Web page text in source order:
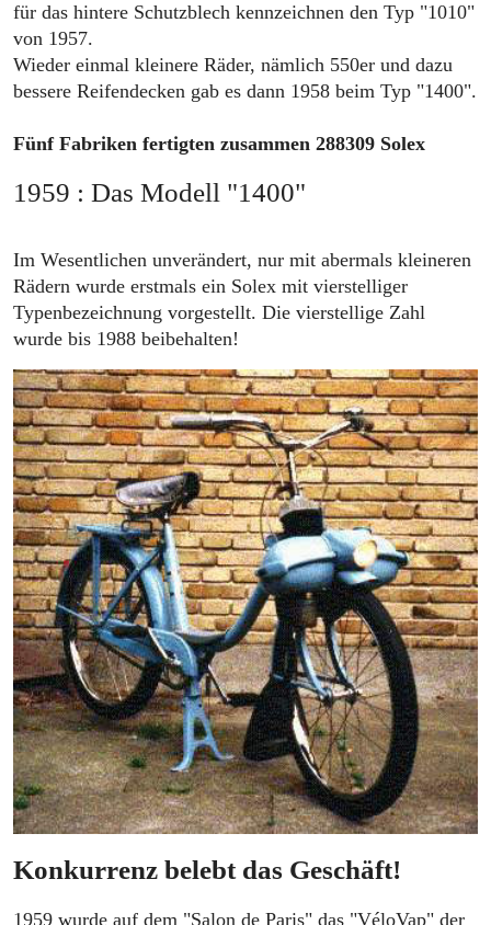
für das hintere Schutzblech kennzeichnen den Typ "1010"
von 1957.
Wieder einmal kleinere Räder, nämlich 550er und dazu
bessere Reifendecken gab es dann 1958 beim Typ "1400".
Fünf Fabriken fertigten zusammen 288309 Solex
1959 : Das Modell "1400"
Im Wesentlichen unverändert, nur mit abermals kleineren
Rädern wurde erstmals ein Solex mit vierstelliger
Typenbezeichnung vorgestellt. Die vierstellige Zahl
wurde bis 1988 beibehalten!
Konkurrenz belebt das Geschäft!
1959 wurde auf dem "Salon de Paris" das "VéloVap" der